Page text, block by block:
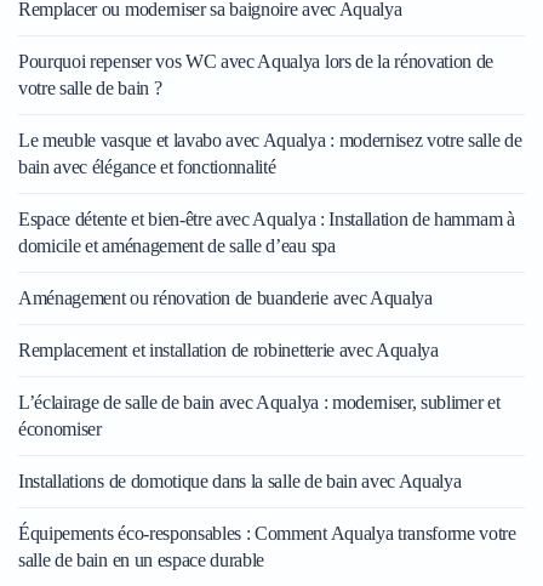
Remplacer ou moderniser sa baignoire avec Aqualya
Pourquoi repenser vos WC avec Aqualya lors de la rénovation de
votre salle de bain ?
Le meuble vasque et lavabo avec Aqualya : modernisez votre salle de
bain avec élégance et fonctionnalité
Espace détente et bien-être avec Aqualya : Installation de hammam à
domicile et aménagement de salle d’eau spa
Aménagement ou rénovation de buanderie avec Aqualya
Remplacement et installation de robinetterie avec Aqualya
L’éclairage de salle de bain avec Aqualya : moderniser, sublimer et
économiser
Installations de domotique dans la salle de bain avec Aqualya
Équipements éco-responsables : Comment Aqualya transforme votre
salle de bain en un espace durable